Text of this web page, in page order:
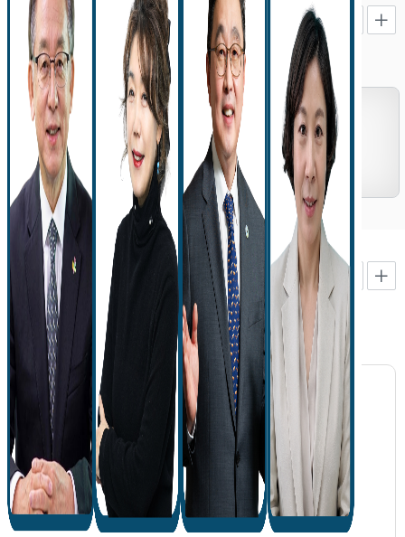
□ 문의
​​서천문화원 사무국 ☎ 041)953-0123​ ​
◦ 대회진행
· 예 선 : 낭송녹음 음성파일을 통한 심사
※ 본선진출자 공고는 9월 초 서천문화원 홈페이지 게시 및 개별통지
· 본 선 : 2026년 9월 19일(토) 14:00 / 서천문화원 2층 강당
※ 대회일정 및 장소는 상황에 따라 변경이 될 수 있습니다.
□ 접수방법
◦ 접수기간 : 2026년 6월 1일(월) ~ 8월 31일(월) 17:00까지
※ 마감시간 도착분까지만 유효
◦ 신청방법
· 이메일 접수 (E-mail : sc9530123@hanmail.net)
- 제목 : 제10회 전국 신석초 시낭송 대회 접수(참가자이름)
- 첨부파일명 : 참가자 이름(지정시 제목 / 자유시 제목)
· 방문접수 : 서천문화원 사무국(충남 서천군 서천읍 화금서길 29-18
□ 문의
​​서천문화원 사무국 ☎ 041)953-0123​
시설대관
문화원의 다양한 시설을 대관하실 수 있습니다.
등록된 대관 정보가 없습니다.
문화학교
지역문화학교의 여러 교육을 만나보세요.
전체 모집중 모집예정
프로그램 준비중입니다.